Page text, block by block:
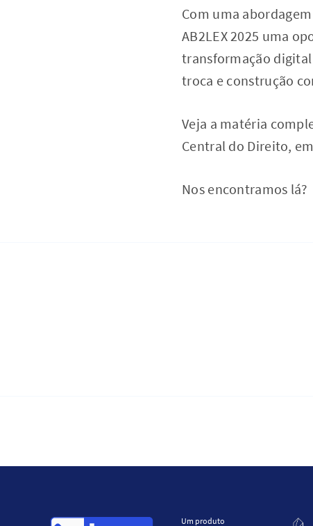
Com uma
AB2LEX 2025 uma
transformação
troca e construção
Veja a matéria
Central do Direito,
Nos encontramos lá?
Um produto